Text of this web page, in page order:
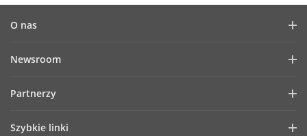
O nas
Cyberbezpieczeństwo
Newsroom
Success Stories
Partnerzy
Szybkie linki